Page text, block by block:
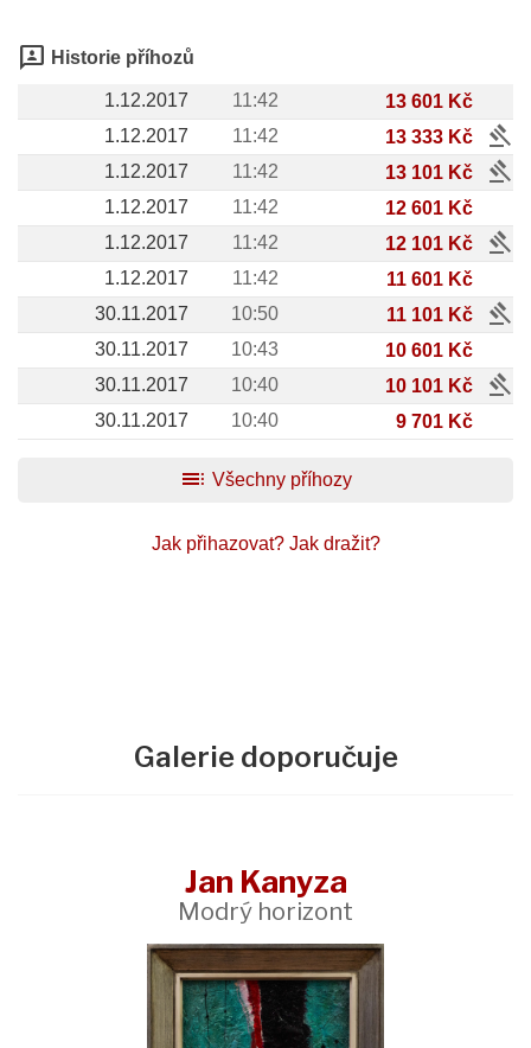
3p Historie příhozů
1.12.2017 11:42
13 601 Kč
1.12.2017
11:42 13 333 Kč gavel
1.12.2017 11:42 13 101 Kč gavel
1.12.2017 11:42
12 601 Kč
1.12.2017
11:42 12 101 Kč gavel
1.12.2017 11:42
11 601 Kč
30.11.2017
10:50 11 101 Kč gavel
30.11.2017 10:43
10 601 Kč
30.11.2017
10:40 10 101 Kč gavel
30.11.2017 10:40 9 701 Kč
toc Všechny příhozy
Jak přihazovat? Jak dražit?
Galerie doporučuje
Jan Kanyza
Modrý horizont